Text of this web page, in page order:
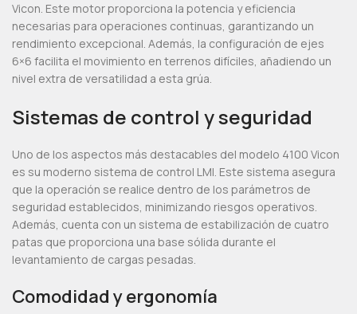
Vicon. Este motor proporciona la potencia y eficiencia
necesarias para operaciones continuas, garantizando un
rendimiento excepcional. Además, la configuración de ejes
6×6 facilita el movimiento en terrenos difíciles, añadiendo un
nivel extra de versatilidad a esta grúa.
Sistemas de control y seguridad
Uno de los aspectos más destacables del modelo 4100 Vicon
es su moderno sistema de control LMI. Este sistema asegura
que la operación se realice dentro de los parámetros de
seguridad establecidos, minimizando riesgos operativos.
Además, cuenta con un sistema de estabilización de cuatro
patas que proporciona una base sólida durante el
levantamiento de cargas pesadas.
Comodidad y ergonomía